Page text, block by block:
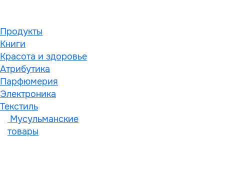
Продукты
Книги
Красота и здоровье
Атрибутика
Парфюмерия
Электроника
Текстиль
Мусульманские
товары